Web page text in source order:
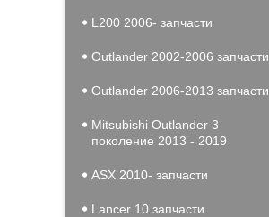
L200 2006- запчасти
Outlander 2002-2006 запчасти
Outlander 2006-2013 запчасти
Mitsubishi Outlander 3
поколение 2013 - 2019
ASX 2010- запчасти
Lancer 10 запчасти